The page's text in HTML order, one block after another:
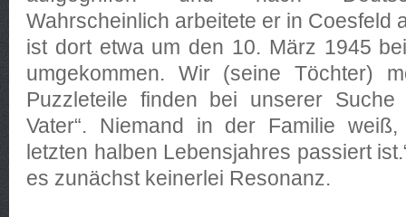
Wahrscheinlich arbeitete er in Coesfeld
ist dort etwa um den 10. März 1945
umgekommen. Wir (seine Töchter)
Puzzleteile finden bei unserer
Vater“. Niemand in der Familie
letzten halben Lebensjahres passiert
es zunächst keinerlei Resonanz.